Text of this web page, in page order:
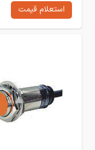
استعلام قیمت